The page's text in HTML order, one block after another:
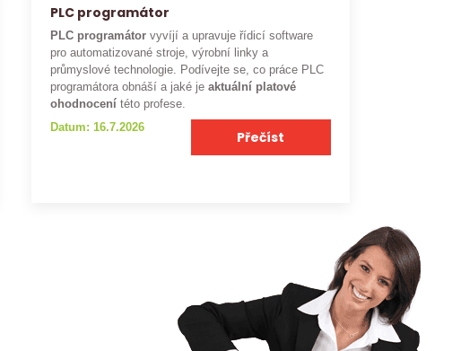
PLC programátor
PLC programátor vyvíjí a upravuje řídicí software
pro automatizované stroje, výrobní linky a
průmyslové technologie. Podívejte se, co práce PLC
programátora obnáší a jaké je aktuální platové
ohodnocení této profese.
Datum: 16.7.2026
Přečíst